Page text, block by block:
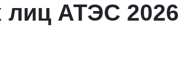
АТЭС 2026